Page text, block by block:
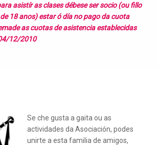
asistír as clases débese ser socio (ou fillo
18 anos) estar ó día no pago da cuota
as cuotas de asistencia establecidas
12/2010
Se che gusta a gaita ou as
actividades da Asociación, podes
unirte a esta familia de amigos,